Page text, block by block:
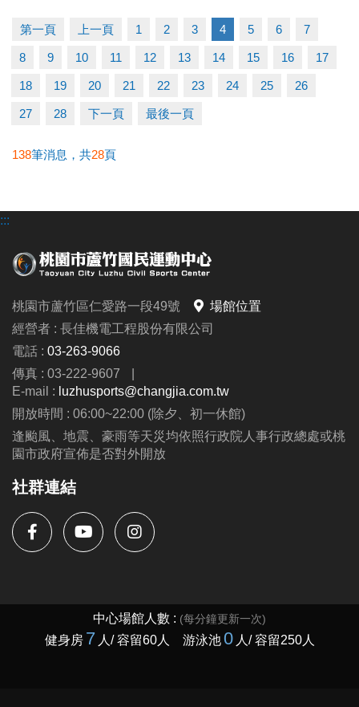
一般-----6/1至6/21享95折
多梯優惠---兩梯9折/三梯88折/五梯85折
◆泳力試煉營
超早鳥---5/10前享85折
一般-----6/1至6/30(一梯95折/兩梯9折/三梯88折)
早鳥---至6/28前
6/28後報名 凡參加過耕斗耘或上課學員享9折優惠
◆伊索教育科學全日營
第一周---$4900
第二周至第九周---$8300
(可與蘆運夏令營並行優惠呦、泳池、耕斗耘除外
連絡資訊
-洽詢專線：03-2639066 #115、116
https://www.lzsports.com.tw/zh_TW/news/pageID/1/
-FB : 桃園市蘆竹國民運動中心
-IG : @luzhusports
第一頁 上一頁 1 2 3 4 5 6 7
8 9 10 11 12 13 14 15 16 17
18 19 20 21 22 23 24 25 26
27 28 下一頁 最後一頁
138筆消息，共28頁
:::
桃園市蘆竹區仁愛路一段49號
場館位置
經營者 : 長佳機電工程股份有限公司
電話 : 03-263-9066
傳真 : 03-222-9607
|
E-mail : luzhusports@changjia.com.tw
開放時間 : 06:00~22:00 (除夕、初一休館)
逢颱風、地震、豪雨等天災均依照行政院人事行政總處或桃
園市政府宣佈是否對外開放
社群連結